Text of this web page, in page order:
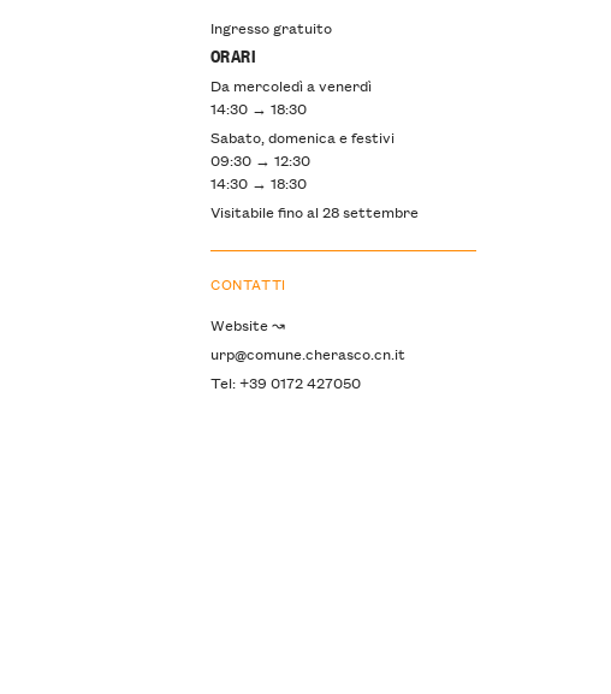
Ingresso gratuito
ORARI
Da mercoledì a venerdì
14:30 → 18:30
Sabato, domenica e festivi
09:30 → 12:30
14:30 → 18:30
Visitabile fino al 28 settembre
CONTATTI
Website ↝
urp@comune.cherasco.cn.it
Tel: +39 0172 427050